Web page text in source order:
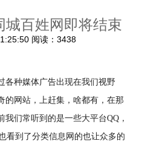
城百姓网即将结束
阅读：3438
各种媒体广告出现在我们视野
的网站，上赶集，啥都有，在那
们常听到的是一些大平台QQ，
看到了分类信息网的也让众多的